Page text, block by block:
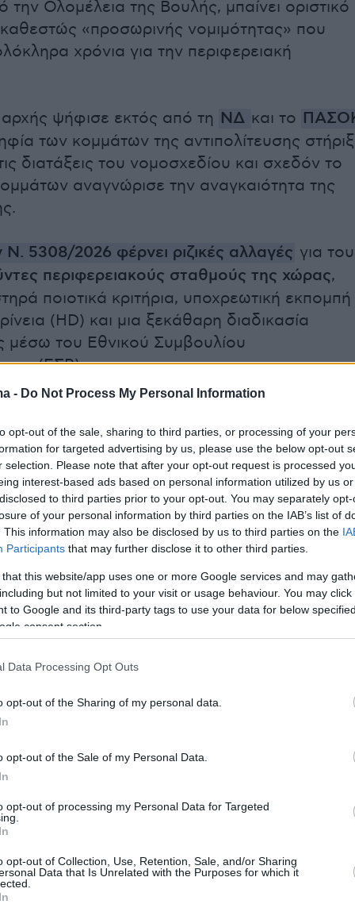
- Do Not Process My Personal Information
opt-out of the sale, sharing to third parties, or processing of your
for targeted advertising by us, please use the below opt-out
selection. Please note that after your opt-out request is processed
interest-based ads based on personal information utilized by us
to third parties prior to your opt-out. You may separately
of your personal information by third parties on the IAB’s list of
This information may also be disclosed by us to third parties on the
Participants that may further disclose it to other third parties.
that this website/app uses one or more Google services and may
but not limited to your visit or usage behaviour. You may
to Google and its third-party tags to use your data for below
consent section.
Data Processing Opt Outs
opt-out of the Sharing of my personal data.
opt-out of the Sale of my Personal Data.
opt-out of processing my Personal Data for Targeted
opt-out of Collection, Use, Retention, Sale, and/or Sharing
Data that Is Unrelated with the Purposes for which it
την Ολομέλεια της Βουλής, μπαίνει οριστικό
«προσωρινής νομιμότητας» που
χρόνια για την περιφερειακή
αρχής ψήφισε εκτός από τη ΝΔ και το
των κομμάτων της αντιπολίτευσης
διατάξεις του νομοσχεδίου και σχεδόν το
αναγνώρισε την αναγκαιότητα της
5308/2026 φέρνει ριζικές αλλαγές για
περιφερειακούς σταθμούς της χώρας,
ποιοτικά κριτήρια, υποχρεωτική εκπομπή
(HD) και μια ξεκάθαρη διαδικασία
μέσω του Εθνικού Συμβουλίου
(ΕΣΡ).
του νέου πλαισίου είναι ότι καταργείται
μοντέλο των οικονομικών πλειοδοτικών
και αντικαθίσταται από μια
ποιοτική διαδικασία ελέγχου.
της αδειοδοτικής διαδικασίας
για τη χορήγηση των 10ετών αδειών
1.000 ευρώ) θα εξελιχθεί ως εξής:
και Ταχυδρομείων (ΕΕΤΤ) εκδίδει τεχνική
ψηφιακής ευρυεκπομπής ανά
αριθμός των αδειών που μπορούν τεχνικά να
Πρόσκλησης
οι προθεσμίες, τα δικαιολογητικά και
του Logical Channel Number (LCN),